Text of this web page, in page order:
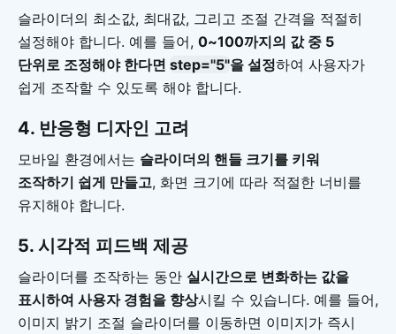
슬라이더의 최소값, 최대값, 그리고 조절 간격을 적절히
설정해야 합니다. 예를 들어, 0~100까지의 값 중 5
단위로 조정해야 한다면 step="5"을 설정하여 사용자가
쉽게 조작할 수 있도록 해야 합니다.
4. 반응형 디자인 고려
모바일 환경에서는 슬라이더의 핸들 크기를 키워
조작하기 쉽게 만들고, 화면 크기에 따라 적절한 너비를
유지해야 합니다.
5. 시각적 피드백 제공
슬라이더를 조작하는 동안 실시간으로 변화하는 값을
표시하여 사용자 경험을 향상시킬 수 있습니다. 예를 들어,
이미지 밝기 조절 슬라이더를 이동하면 이미지가 즉시